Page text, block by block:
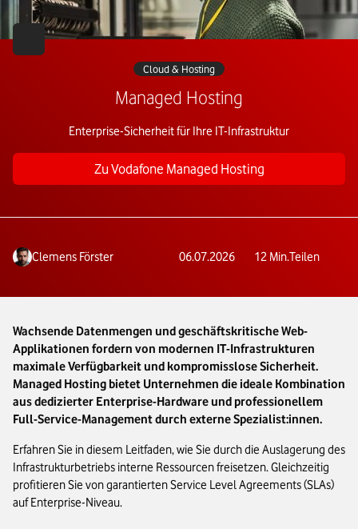
Cloud & Hosting
Managed Hosting
Enterprise-Sicherheit für Ihre IT-Infrastruktur
Zu Vodafone Managed Hosting
Clemens Förster 06.07.2026 12 Min.Teilen
Wachsende Datenmengen und geschäftskritische Web-
Applikationen fordern von modernen IT-Infrastrukturen
maximale Verfügbarkeit und kompromisslose Sicherheit.
Managed Hosting bietet Unternehmen die ideale Kombination
aus dedizierter Enterprise-Hardware und professionellem
Full-Service-Management durch externe Spezialist:innen.
Erfahren Sie in diesem Leitfaden, wie Sie durch die Auslagerung des
Infrastrukturbetriebs interne Ressourcen freisetzen. Gleichzeitig
profitieren Sie von garantierten Service Level Agreements (SLAs)
auf Enterprise-Niveau.